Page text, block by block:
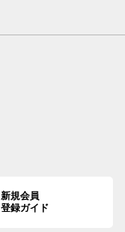
新規会員
登録ガイド